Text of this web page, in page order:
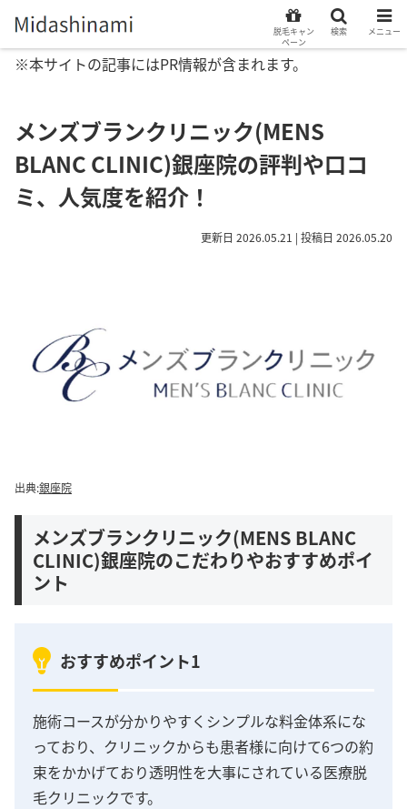
※本サイトの記事にはPR情報が含まれます。
メンズブランクリニック(MENS
BLANC CLINIC)銀座院の評判や口コ
ミ、人気度を紹介！
更新日 2026.05.21 | 投稿日 2026.05.20
出典:銀座院
メンズブランクリニック(MENS BLANC
CLINIC)銀座院のこだわりやおすすめポイ
ント
おすすめポイント1
施術コースが分かりやすくシンプルな料金体系にな
っており、クリニックからも患者様に向けて6つの約
束をかかげており透明性を大事にされている医療脱
毛クリニックです。
脱毛キャン
ペーン
検索 メニュー